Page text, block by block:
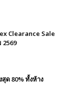
Clearance Sale
2569
ด 80% ทั้งห้าง